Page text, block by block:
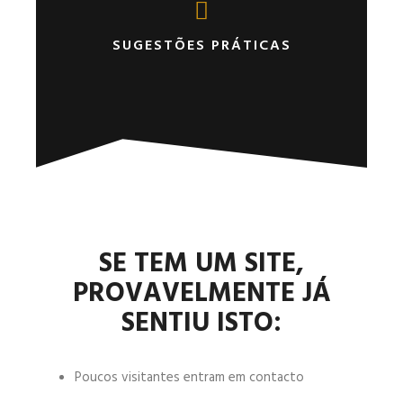
SUGESTÕES PRÁTICAS
SE TEM UM SITE,
PROVAVELMENTE JÁ
SENTIU ISTO:
Poucos visitantes entram em contacto